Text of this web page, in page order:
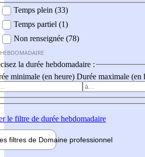
Temps plein (33)
Temps partiel (1)
Non renseignée (78)
la durée hebdomadaire :
minimale (en heure) Durée maximale (en
le filtre de durée hebdomadaire
filtres de Domaine professionnel